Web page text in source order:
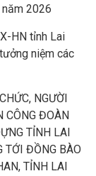
2026
HN tỉnh Lai
niệm các
NGƯỜI
CÔNG ĐOÀN
TỈNH LAI
TỚI ĐỒNG BÀO
TỈNH LAI